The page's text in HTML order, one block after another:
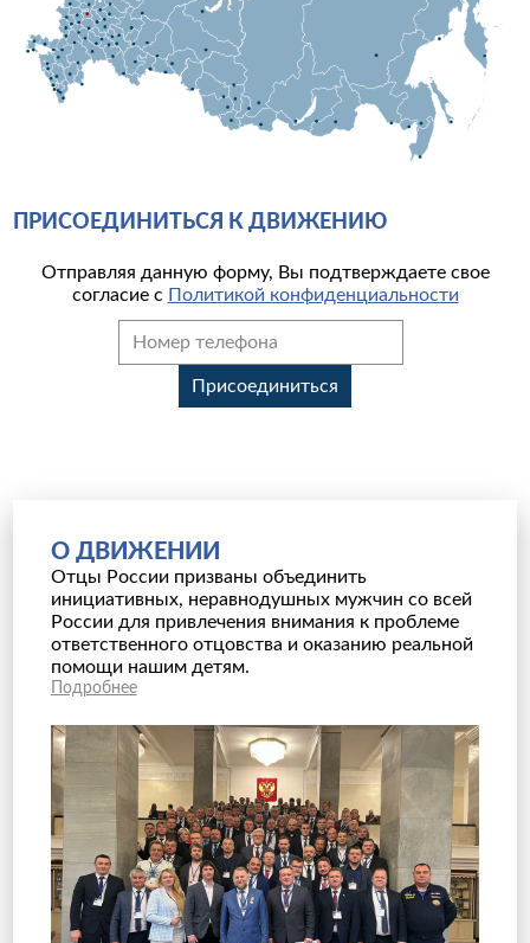
ПРИСОЕДИНИТЬСЯ К ДВИЖЕНИЮ
Отправляя данную форму, Вы подтверждаете свое
согласие с Политикой конфиденциальности
О ДВИЖЕНИИ
Отцы России призваны объединить
инициативных, неравнодушных мужчин со всей
России для привлечения внимания к проблеме
ответственного отцовства и оказанию реальной
помощи нашим детям.
Подробнее